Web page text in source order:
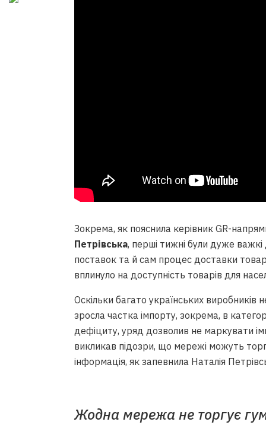
Зокрема, як пояснила керівник GR-
Петрівська, перші тижні були дуже
поставок та й сам процес доставки
вплинуло на доступність товарів для
Оскільки багато українських
зросла частка імпорту, зокрема, в
дефіциту, уряд дозволив не маркувати
викликав підозри, що мережі можуть
інформація, як запевнила Наталія
Жодна мережа не торгує